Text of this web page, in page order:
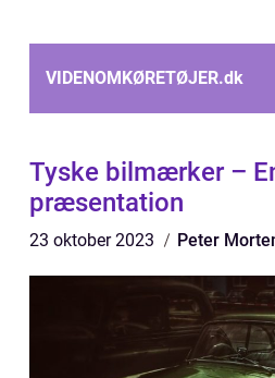
VIDENOMKØRETØJER.dk
Tyske bilmærker –
præsentation
23 oktober 2023 Peter